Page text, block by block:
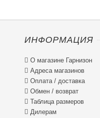
ИНФОРМАЦИЯ
 О магазине Гарнизон
 Адреса магазинов
 Оплата / доставка
 Обмен / возврат
 Таблица размеров
 Дилерам